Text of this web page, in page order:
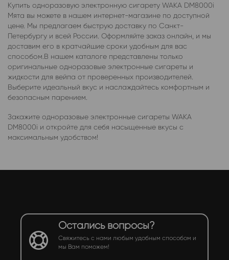
Купить одноразовую электронную сигарету WAKA DM8000i
Мята вы можете в нашем интернет-магазине по доступной
цене. Мы предлагаем быструю доставку по Санкт-
Петербургу и всей России. Оформляйте заказ онлайн, и мы
доставим его в кратчайшие сроки удобным для вас
способом.В нашем каталоге представлены только
оригинальные одноразовые электронные сигареты и
жидкости для вейпа от проверенных производителей.
Выберите идеальный вкус и наслаждайтесь комфортным и
безопасным парением.
Закажите одноразовые электронные сигареты WAKA
DM8000i и откройте для себя насыщенные вкусы с
максимальным удобством!
Остались вопросы?
Свяжитесь с нами любым удобным способом и
мы Вам поможем!